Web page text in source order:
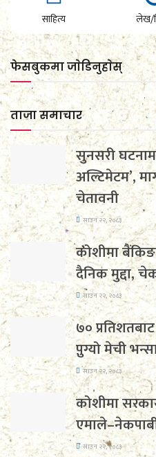
साहित्य लेख/
फेसबुकमा जाेडिनुहाेस्
ताजा समाचार
सुनसरी
अल्टिमेटम’,
चेतावनी
साउन २२, २०८३
कोशीमा
दैनिक मुद्दा,
साउन २२, २०८३
७०
पुग्यो मेची
साउन २२, २०८३
कोशीमा
साउन २२, २०८३